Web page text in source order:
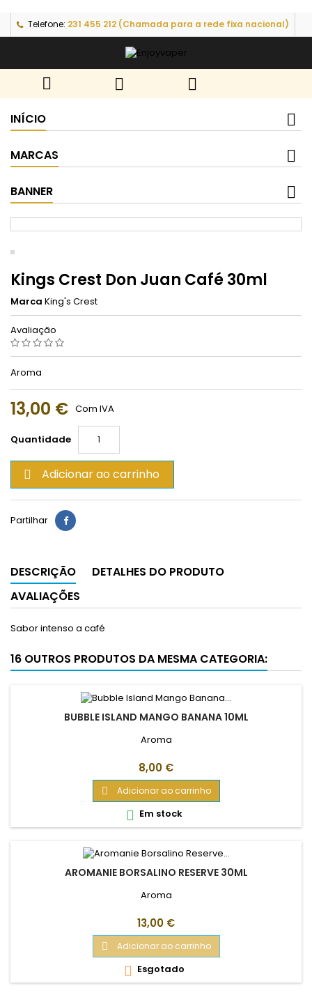
Telefone: 231 455 212 (Chamada para a rede fixa nacional)
  
INÍCIO
MARCAS
BANNER
Kings Crest Don Juan Café 30ml
Marca King's Crest
Avaliação
Aroma
13,00 € Com IVA
Quantidade
 Adicionar ao carrinho
Partilhar
DESCRIÇÃO
DETALHES DO PRODUTO
AVALIAÇÕES
Sabor intenso a café
16 OUTROS PRODUTOS DA MESMA CATEGORIA:
BUBBLE ISLAND MANGO BANANA 10ML
Aroma
Preço
8,00 €
 Adicionar ao carrinho
 Em stock
AROMANIE BORSALINO RESERVE 30ML
Aroma
Preço
13,00 €
 Adicionar ao carrinho
 Esgotado